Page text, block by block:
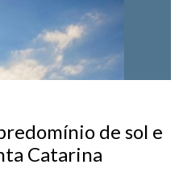
de sol e
Catarina